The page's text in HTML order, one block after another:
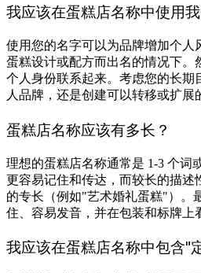
我应该在蛋糕店名称中使用
使用您的名字可以为品牌增加个人
蛋糕设计或配方而出名的情况下。
个人身份联系起来。考虑您的长
人品牌，还是创建可以转移或扩展
蛋糕店名称应该有多长？
理想的蛋糕店名称通常是 1-3 个词
更容易记住和传达，而较长的描述
的专长（例如"艺术婚礼蛋糕"）。
住、容易发音，并在包装和标牌上
我应该在蛋糕店名称中包含"